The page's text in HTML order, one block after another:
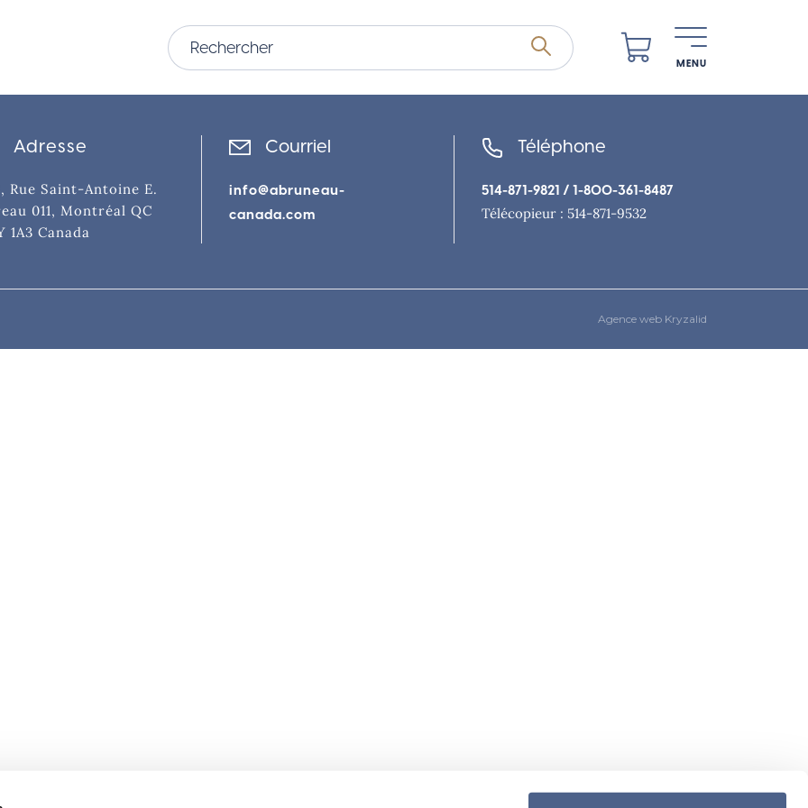
MENU
Adresse
Rue Saint-Antoine E.
011, Montréal QC
1A3 Canada
Courriel
info@abruneau-
canada.com
Téléphone
514-871-9821 / 1-800-361-8487
Télécopieur : 514-871-9532
Agence web Kryzalid